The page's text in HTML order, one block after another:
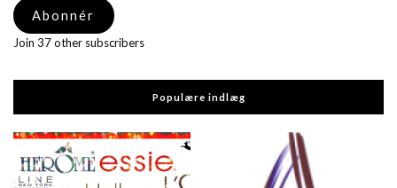
Abonnér
Join 37 other subscribers
Populære indlæg